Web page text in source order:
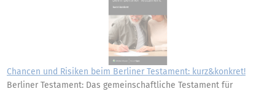
Chancen und Risiken beim Berliner Testament: kurz&konkret!
Berliner Testament: Das gemeinschaftliche Testament für